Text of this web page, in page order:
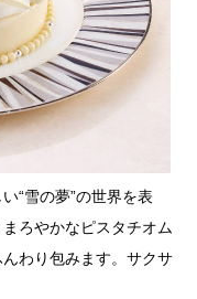
“雪の夢”の世界を表
ろやかなピスタチオム
わり包みます。サクサ